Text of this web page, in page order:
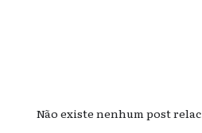
Não existe nenhum post